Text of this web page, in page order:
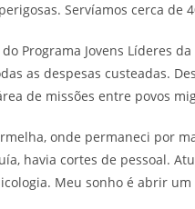
Servíamos cerca
Programa Jovens Líderes
as despesas custeadas.
de missões entre povos
onde permaneci por
havia cortes de pessoal.
Meu sonho é abrir